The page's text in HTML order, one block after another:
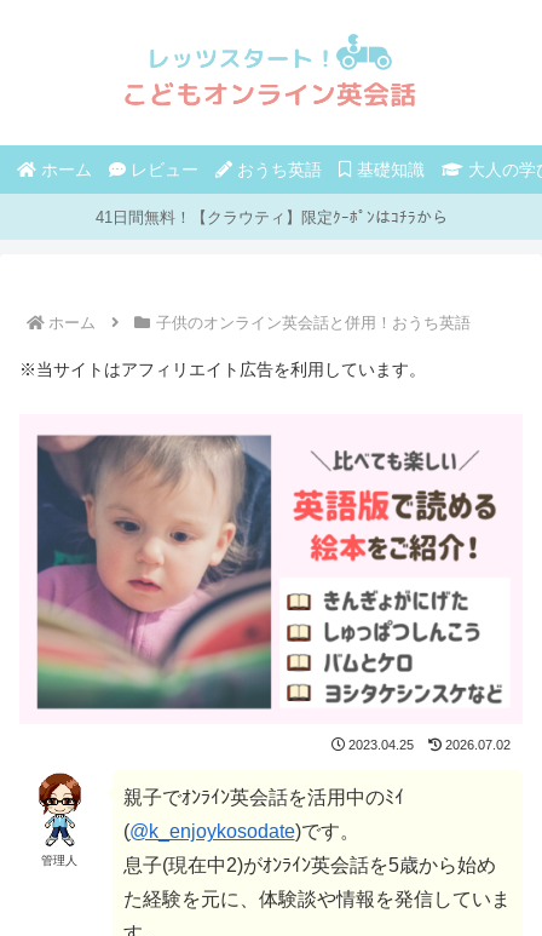
ホーム レビュー おうち英語 基礎知識 大人の学
41日間無料！【クラウティ】限定ｸｰﾎﾟﾝはｺﾁﾗから
ホーム 子供のオンライン英会話と併用！おうち英語
※当サイトはアフィリエイト広告を利用しています。
2023.04.25 2026.07.02
管理人
親子でｵﾝﾗｲﾝ英会話を活用中のﾐｲ
(@k_enjoykosodate)です。
息子(現在中2)がｵﾝﾗｲﾝ英会話を5歳から始め
た経験を元に、体験談や情報を発信していま